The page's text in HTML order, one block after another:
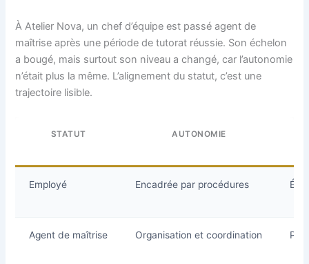
À Atelier Nova, un chef d’équipe est passé agent de
maîtrise après une période de tutorat réussie. Son échelon
a bougé, mais surtout son niveau a changé, car l’autonomie
n’était plus la même. L’alignement du statut, c’est une
trajectoire lisible.
STATUT AUTONOMIE
Employé Encadrée par procédures
Agent de maîtrise Organisation et coordination